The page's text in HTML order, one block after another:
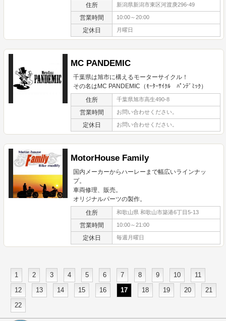
住所 新潟県新潟市東区河渡庚296-49
営業時間 10:00～20:00
定休日 月曜日
MC PANDEMIC
千葉県は旭市に構えるモーターサイクル！
その名はMC PANDEMIC（ﾓｰﾀｰｻｲｸﾙ ﾊﾟﾝﾃﾞﾐｯｸ）
住所 千葉県旭市高生490-8
営業時間 お問い合わせください。
定休日 お問い合わせください。
MotorHouse Family
国内メーカーからハーレーまで幅広いラインナッ
プ。
車両修理、販売。
オリジナルパーツの製作。
住所 和歌山県 和歌山市築港6丁目5-13
営業時間 10:00～21:00
定休日 毎週月曜日
1 2 3 4 5 6 7 8 9 10
11
12
13 14 15 16 17 18 19 20
21
22